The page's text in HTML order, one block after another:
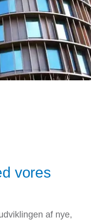
vores
af nye,